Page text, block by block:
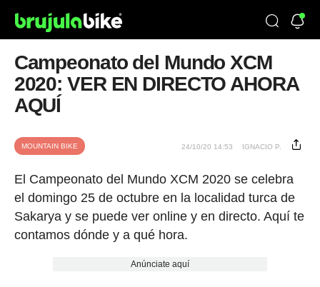
Campeonato del Mundo XCM
2020: VER EN DIRECTO AHORA
AQUÍ
MOUNTAIN BIKE 24/10/20 14:53 IGNACIO P.
El Campeonato del Mundo XCM 2020 se celebra
el domingo 25 de octubre en la localidad turca de
Sakarya y se puede ver online y en directo. Aquí te
contamos dónde y a qué hora.
Anúnciate aquí